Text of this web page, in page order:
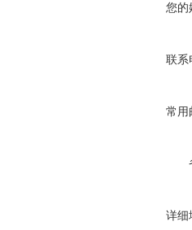
您的
联系
常用
详细